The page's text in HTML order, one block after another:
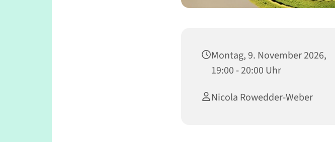
Montag, 9. November 2026,
19:00 - 20:00 Uhr
Nicola Rowedder-Weber